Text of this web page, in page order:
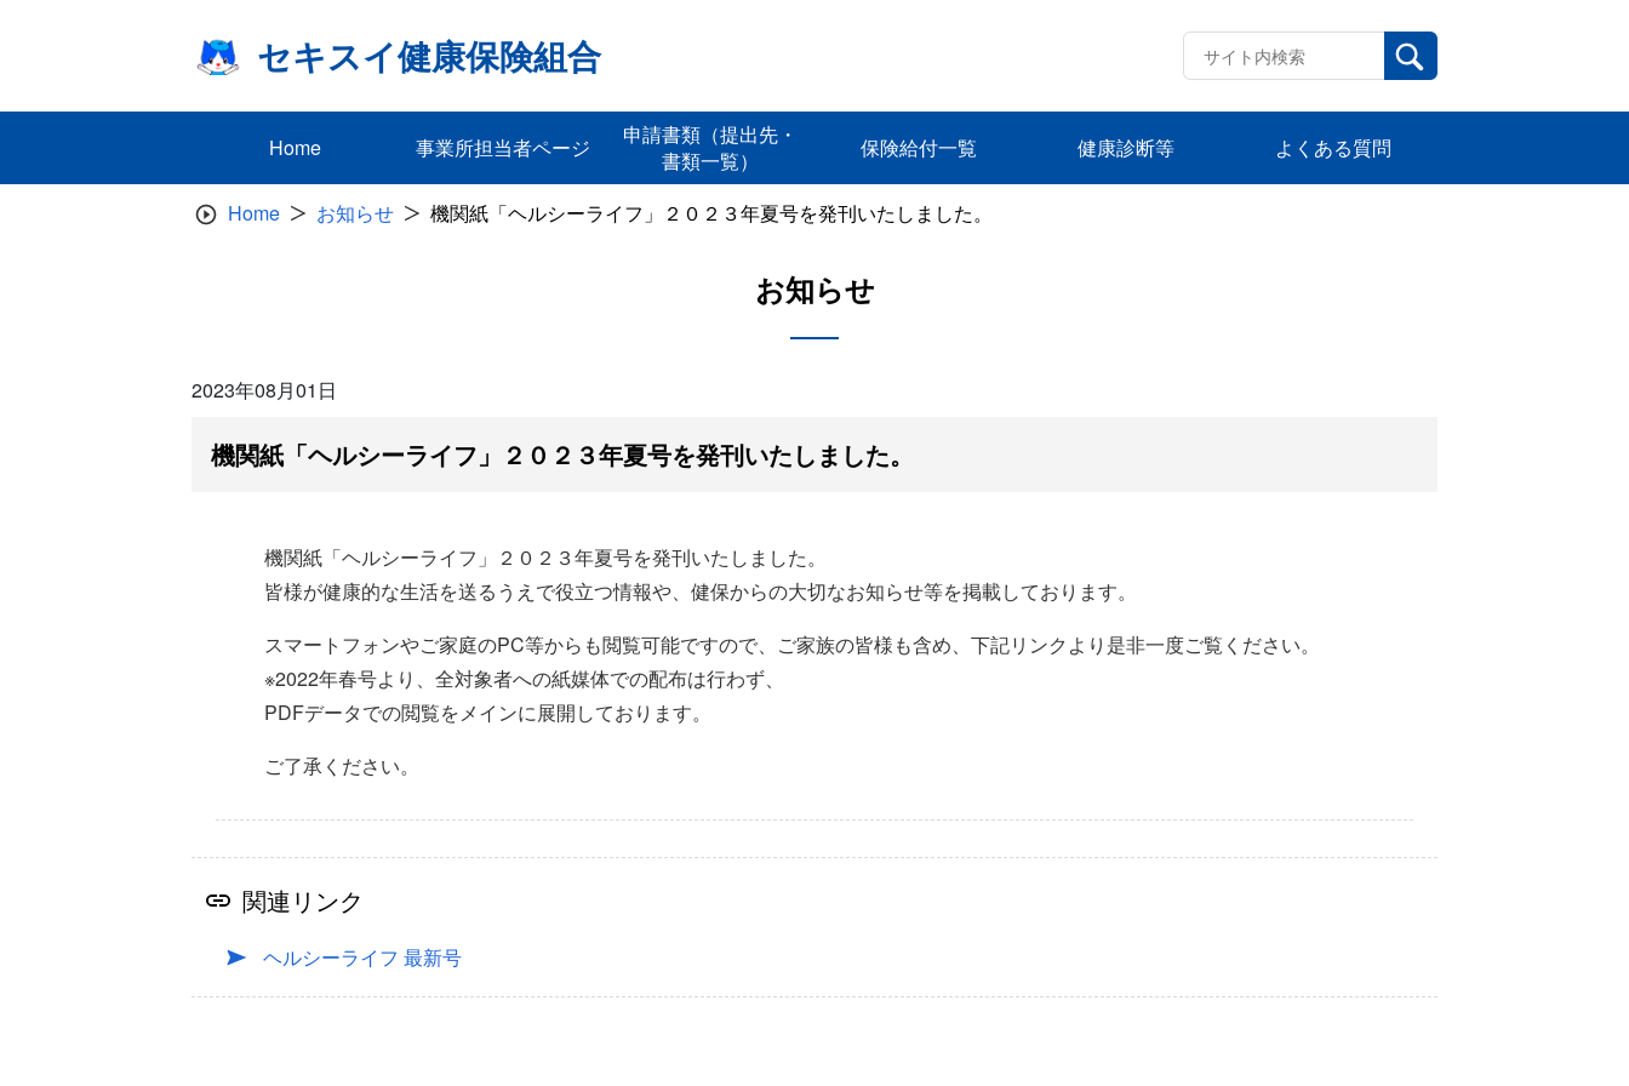
セキスイ健康保険組合
Home 事業所担当者ページ
申請書類（提出先・
書類一覧）
保険給付一覧 健康診断等 よくある質問
Home お知らせ 機関紙「ヘルシーライフ」２０２３年夏号を発刊いたしました。
お知らせ
2023年08月01日
機関紙「ヘルシーライフ」２０２３年夏号を発刊いたしました。
機関紙「ヘルシーライフ」２０２３年夏号を発刊いたしました。
皆様が健康的な生活を送るうえで役立つ情報や、健保からの大切なお知らせ等を掲載しております。
スマートフォンやご家庭のPC等からも閲覧可能ですので、ご家族の皆様も含め、下記リンクより是非一度ご覧ください。
※2022年春号より、全対象者への紙媒体での配布は行わず、
PDFデータでの閲覧をメインに展開しております。
ご了承ください。
関連リンク
ヘルシーライフ 最新号